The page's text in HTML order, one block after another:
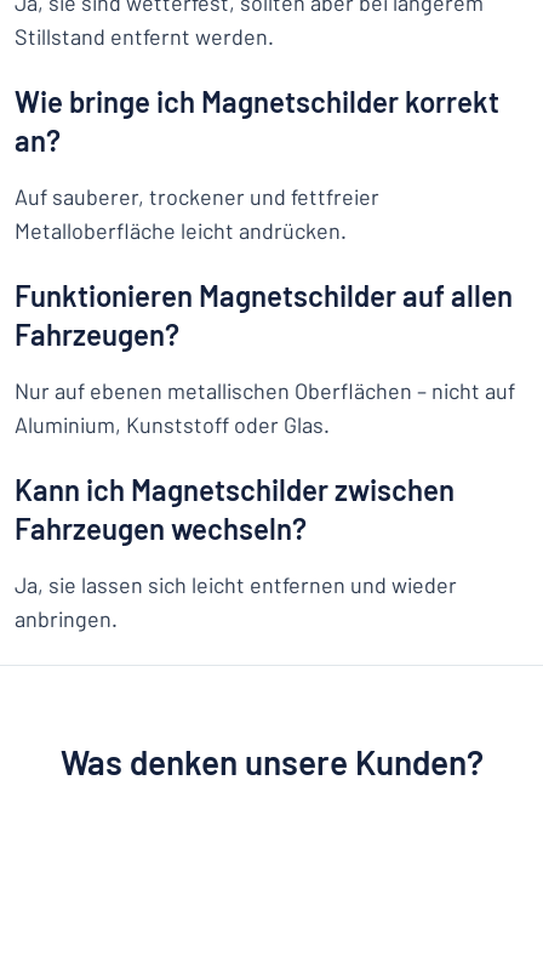
Stillstand entfernt werden.
Wie bringe ich Magnetschilder korrekt
an?
Auf sauberer, trockener und fettfreier
Metalloberfläche leicht andrücken.
Funktionieren Magnetschilder auf allen
Fahrzeugen?
Nur auf ebenen metallischen Oberflächen – nicht auf
Aluminium, Kunststoff oder Glas.
Kann ich Magnetschilder zwischen
Fahrzeugen wechseln?
Ja, sie lassen sich leicht entfernen und wieder
anbringen.
Was denken unsere Kunden?